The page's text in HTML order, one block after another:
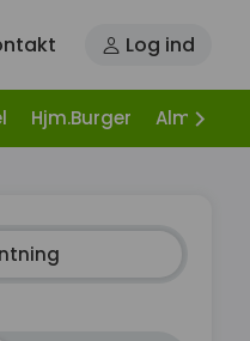
Log ind
Hjm.Burger Alm. Burger